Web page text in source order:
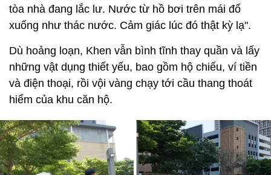
tòa nhà đang lắc lư. Nước từ hồ bơi trên mái đổ
xuống như thác nước. Cảm giác lúc đó thật kỳ lạ".
Dù hoảng loạn, Khen vẫn bình tĩnh thay quần và lấy
những vật dụng thiết yếu, bao gồm hộ chiếu, ví tiền
và điện thoại, rồi vội vàng chạy tới cầu thang thoát
hiểm của khu căn hộ.